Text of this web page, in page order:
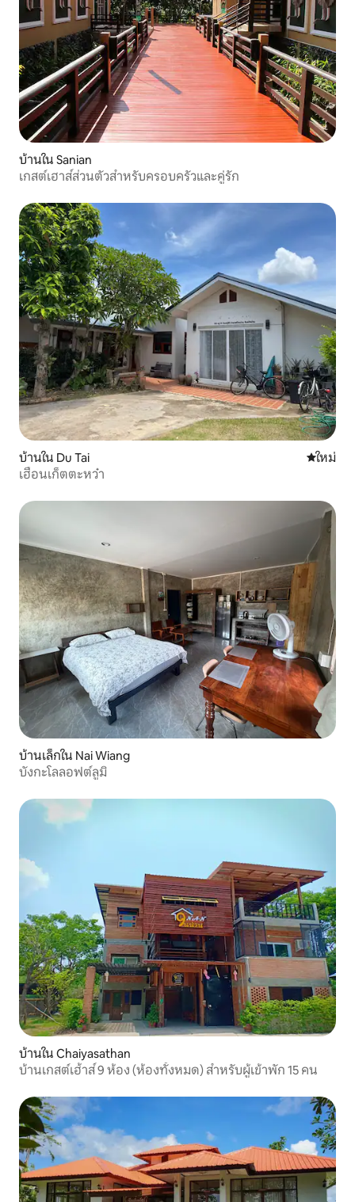
บ้านใน Sanian
เกสต์เฮาส์ส่วนตัวสำหรับครอบครัวและคู่รัก
บ้านใน Du Tai ที่พักใหม่
ใหม่
เฮือนเก็ตตะหว๋า
บ้านเล็กใน Nai Wiang
บังกะโลลอฟต์ลูมิ
บ้านใน Chaiyasathan
บ้านเกสต์เฮ้าส์ 9 ห้อง (ห้องทั้งหมด) สำหรับผู้เข้าพัก 15 คน